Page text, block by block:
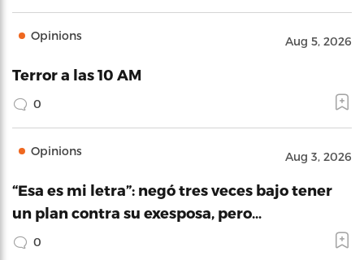
Opinions Aug 5, 2026
Terror a las 10 AM
0
Opinions Aug 3, 2026
“Esa es mi letra”: negó tres veces bajo tener
un plan contra su exesposa, pero…
0